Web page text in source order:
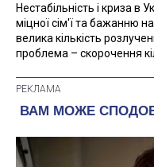
Нестабільність і криза в
міцної сім'ї та бажанню
велика кількість
проблема – скорочення